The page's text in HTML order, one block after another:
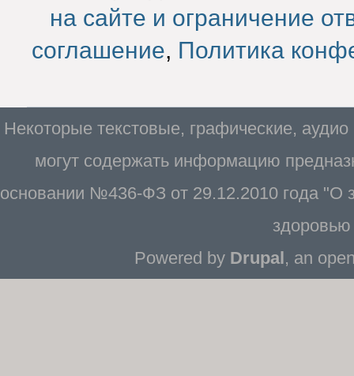
на сайте и ограничение
соглашение, Политика
Некоторые текстовые, графические,
могут содержать информацию
основании №436-ФЗ от 29.12.2010 года "О
Powered by Drupal, an